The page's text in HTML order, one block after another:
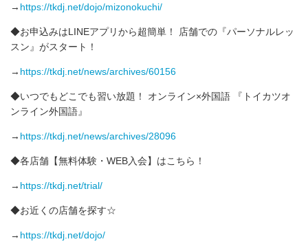
→ https://tkdj.net/dojo/mizonokuchi/
◆お申込みはLINEアプリから超簡単！ 店舗での『パーソナルレッ
スン』がスタート！
→ https://tkdj.net/news/archives/60156
◆いつでもどこでも習い放題！ オンライン×外国語 『トイカツオ
ンライン外国語』
→ https://tkdj.net/news/archives/28096
◆各店舗【無料体験・WEB入会】はこちら！
→ https://tkdj.net/trial/
◆お近くの店舗を探す☆
→ https://tkdj.net/dojo/